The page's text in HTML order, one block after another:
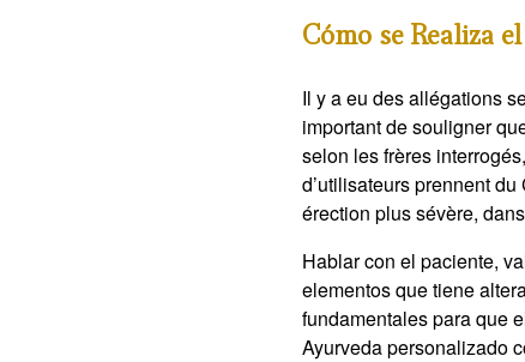
Cómo se Realiza
Il y a eu des allégations
important de souligner
selon les frères
d’utilisateurs prennent
érection plus sévère,
Hablar con el paciente,
elementos que tiene
fundamentales para que
Ayurveda personalizado